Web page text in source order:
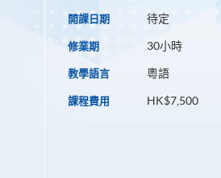
開課日期 待定
修業期 30小時
教學語言 粵語
課程費用 HK$7,500